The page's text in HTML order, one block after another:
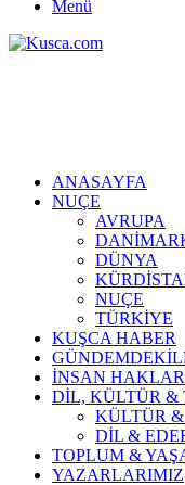
Menü
ANASAYFA
NUÇE
AVRUPA
DÜNYA
NUÇE
TÜRKİYE
KUŞCA HABER
İNSAN
DİL, KÜLTÜR &
KÜLTÜR
DİL &
TOPLUM &
YAZARLARIMIZ